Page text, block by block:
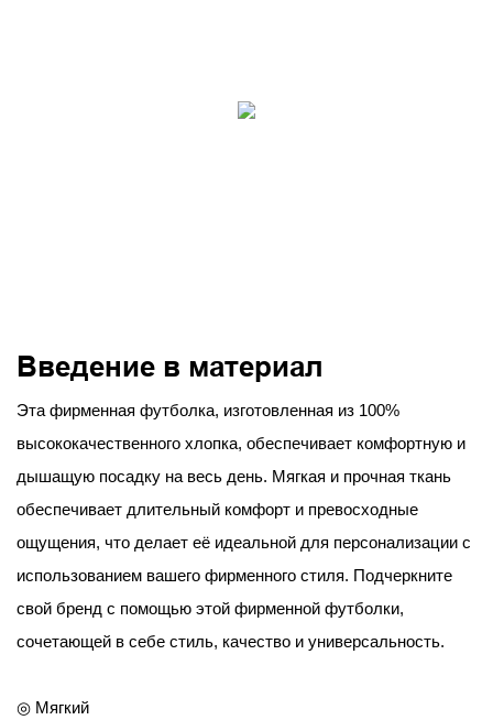
Введение в материал
Эта фирменная футболка, изготовленная из 100%
высококачественного хлопка, обеспечивает комфортную и
дышащую посадку на весь день. Мягкая и прочная ткань
обеспечивает длительный комфорт и превосходные
ощущения, что делает её идеальной для персонализации с
использованием вашего фирменного стиля. Подчеркните
свой бренд с помощью этой фирменной футболки,
сочетающей в себе стиль, качество и универсальность.
◎ Мягкий